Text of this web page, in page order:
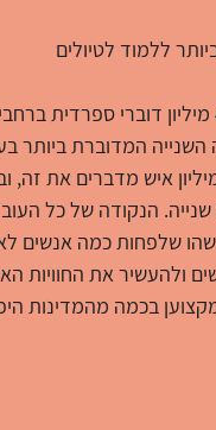
שנייה. הנקודה של כל
שלפחות כמה אנשים
ולהעשיר את החוויות
בכמה מהמדינות